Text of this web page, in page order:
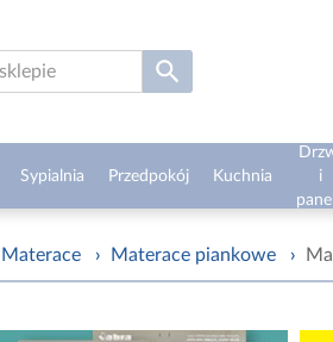
Sypialnia Przedpokój Kuchnia
i
Materace › Materace piankowe ›